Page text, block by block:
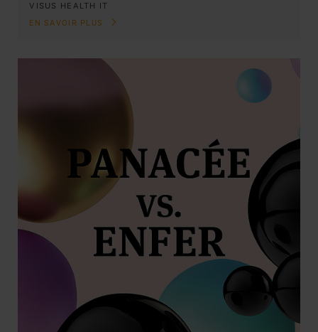
VISUS HEALTH IT
EN SAVOIR PLUS